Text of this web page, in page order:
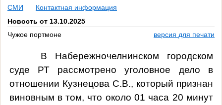
СМИ
Контактная информация
Новость от 13.10.2025
Чужое портмоне
версия для печати
В Набережночелнинском городском
суде РТ рассмотрено уголовное дело в
отношении Кузнецова С.В., который признан
виновным в том, что около 01 часа 20 минут